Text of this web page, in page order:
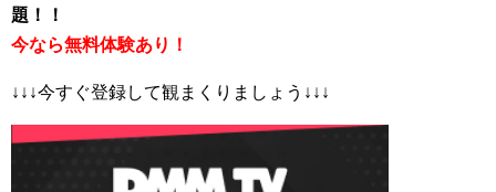
題！！
今なら無料体験あり！
↓↓↓今すぐ登録して観まくりましょう↓↓↓